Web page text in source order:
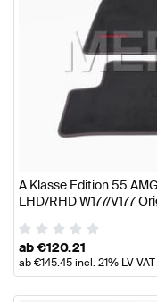
A Klasse Edition 55
LHD/RHD W177/V177
ab€120.21
ab€145.45incl. 21% LV VAT